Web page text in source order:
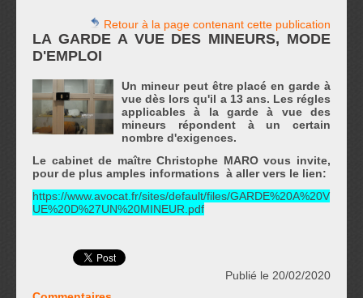
Retour à la page contenant cette publication
LA GARDE A VUE DES MINEURS, MODE
D'EMPLOI
Un mineur peut être placé en garde à
vue dès lors qu'il a 13 ans. Les régles
applicables à la garde à vue des
mineurs répondent à un certain
nombre d'exigences.
Le cabinet de maître Christophe MARO vous invite,
pour de plus amples informations à aller vers le lien:
https://www.avocat.fr/sites/default/files/GARDE%20A%20V
UE%20D%27UN%20MINEUR.pdf
Publié le 20/02/2020